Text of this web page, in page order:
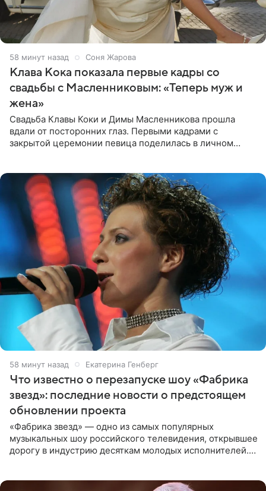
59 минут назад Соня Жарова
Клава Кока показала первые кадры со
свадьбы с Масленниковым: «Теперь муж и
жена»
Свадьба Клавы Коки и Димы Масленникова прошла
вдали от посторонних глаз. Первыми кадрами с
закрытой церемонии певица поделилась в личном
59 минут назад Екатерина Генберг
Что известно о перезапуске шоу «Фабрика
звезд»: последние новости о предстоящем
обновлении проекта
«Фабрика звезд» — одно из самых популярных
музыкальных шоу российского телевидения, открывшее
дорогу в индустрию десяткам молодых исполнителей.